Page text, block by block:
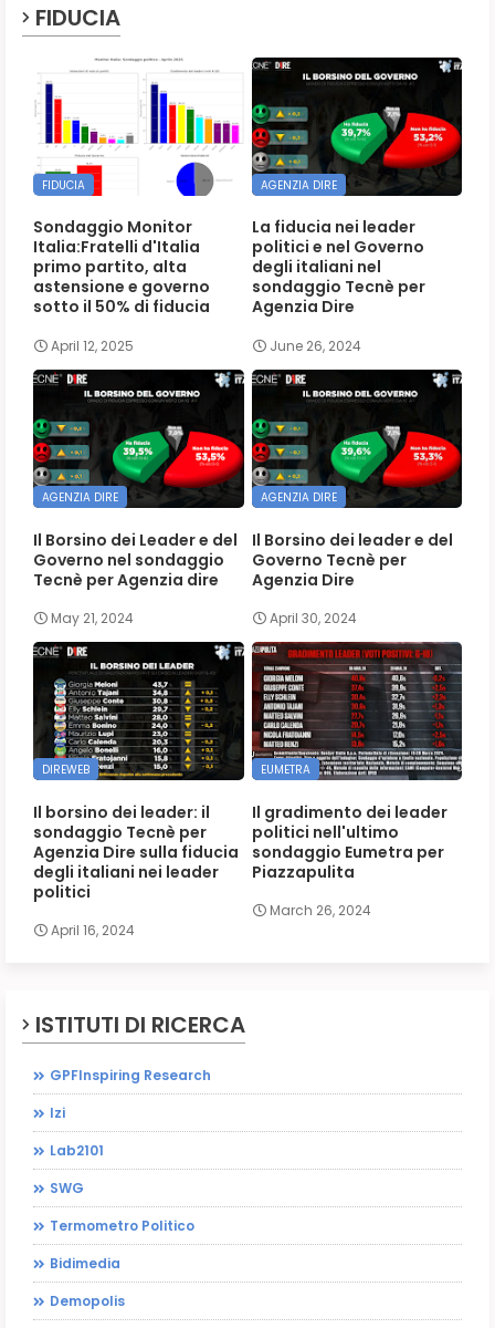
FIDUCIA
FIDUCIA
Sondaggio Monitor
Italia:Fratelli d'Italia
primo partito, alta
astensione e governo
sotto il 50% di fiducia
April 12, 2025
AGENZIA DIRE
La fiducia nei leader
politici e nel Governo
degli italiani nel
sondaggio Tecnè per
Agenzia Dire
June 26, 2024
AGENZIA DIRE
Il Borsino dei Leader e del
Governo nel sondaggio
Tecnè per Agenzia dire
May 21, 2024
AGENZIA DIRE
Il Borsino dei leader e del
Governo Tecnè per
Agenzia Dire
April 30, 2024
DIREWEB
Il borsino dei leader: il
sondaggio Tecnè per
Agenzia Dire sulla fiducia
degli italiani nei leader
politici
April 16, 2024
EUMETRA
Il gradimento dei leader
politici nell'ultimo
sondaggio Eumetra per
Piazzapulita
March 26, 2024
ISTITUTI DI RICERCA
GPFInspiring Research
Izi
Lab2101
SWG
Termometro Politico
Bidimedia
Demopolis